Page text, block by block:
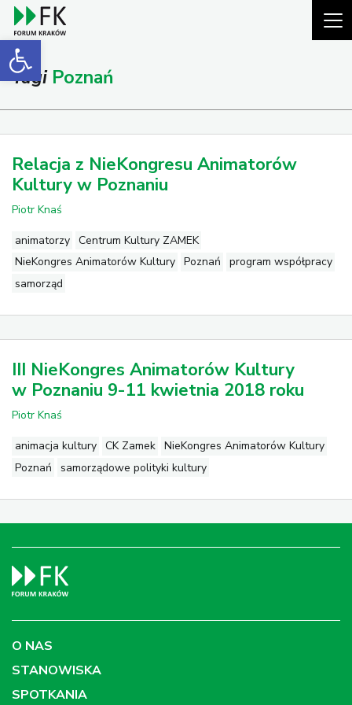
Open toolbar
Tagi Poznań
Relacja z NieKongresu Animatorów
Kultury w Poznaniu
Piotr Knaś
animatorzy
Centrum Kultury ZAMEK
NieKongres Animatorów Kultury
Poznań
program współpracy
samorząd
III NieKongres Animatorów Kultury
w Poznaniu 9-11 kwietnia 2018 roku
Piotr Knaś
animacja kultury CK Zamek
NieKongres Animatorów Kultury
Poznań
samorządowe polityki kultury
O NAS
STANOWISKA
SPOTKANIA